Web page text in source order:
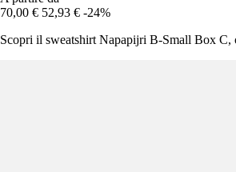
70,00 € 52,93 € -24%
Scopri il sweatshirt Napapijri B-Small Box C,